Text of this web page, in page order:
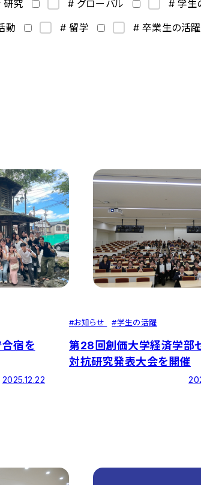
研究 # グローバル # 学生
動 # 留学 # 卒業生の活躍
合宿を
2025.12.22
#お知らせ #学生の活躍
第28回創価大学経済学部
対抗研究発表大会を開催